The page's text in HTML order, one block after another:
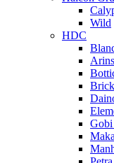
Wild
HDC
Gobi